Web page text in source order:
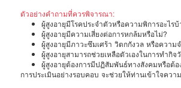
ตัวอย่างคำถามที่ควรพิจารณา:
ผู้สูงอายุมีโรคประจำตัวหรือความพิการอะไรบ้
ผู้สูงอายุมีความเสี่ยงต่อการหกล้มหรือไม่?
ผู้สูงอายุมีภาวะซึมเศร้า วิตกกังวล หรือความ
ผู้สูงอายุสามารถช่วยเหลือตัวเองในการทำกิ
ผู้สูงอายุต้องการมีปฏิสัมพันธ์ทางสังคมหรือต้
การประเมินอย่างรอบคอบ จะช่วยให้ท่านเข้าใจคว